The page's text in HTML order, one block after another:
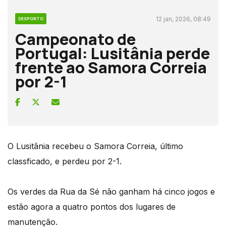
DESPORTO 12 jan, 2026, 08:49
Campeonato de
Portugal: Lusitânia perde
frente ao Samora Correia
por 2-1
O Lusitânia recebeu o Samora Correia, último
classficado, e perdeu por 2-1.
Os verdes da Rua da Sé não ganham há cinco jogos e
estão agora a quatro pontos dos lugares de
manutenção.